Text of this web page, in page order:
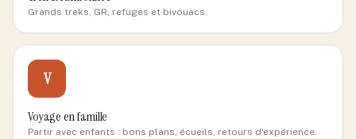
Grands treks, GR, refuges et bivouacs.
V
Voyage en famille
Partir avec enfants : bons plans, écueils, retours d'expérience.